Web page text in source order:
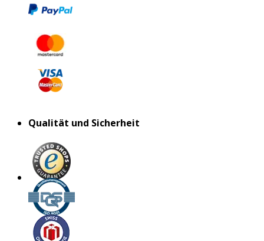
Qualität und Sicherheit